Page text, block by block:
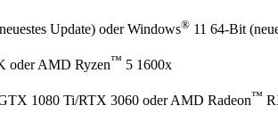
Update) oder Windows® 11 64-Bit
oder AMD Ryzen™ 5 1600x
1080 Ti/RTX 3060 oder AMD Radeon™